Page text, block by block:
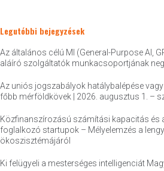
Legutóbbi bejegyzések
Az általános célú MI (General-Purpose AI,
aláíró szolgáltatók munkacsoportjának
Az uniós jogszabályok hatálybalépése
főbb mérföldkövek | 2026. augusztus 1. –
Közfinanszírozású számítási kapacitás és
foglalkozó startupok – Mélyelemzés a
ökoszisztémájáról
Ki felügyeli a mesterséges intelligenciát